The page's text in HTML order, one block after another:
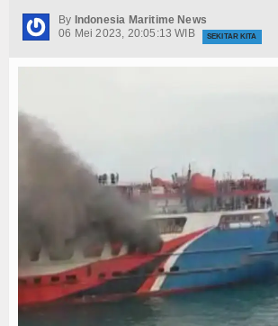
Editorial
Edukasi
Hankam
Kelautan dan Perikanan
Kesehatan
Pemotongan Baja Pertama
Terapkan Mekanisme Berlapis
Gratis hingga Kawal Jenazah
3T di Jawa Timur
KRI Golok-688
KRI Kerambit-627
Pemotongan Baja Pertama
Terapkan Mekanisme Berlapis
dan Sukses
RI, Panglima TNI dan Kepala Staf Angkatan
By Indonesia Maritime News
06 Mei 2023, 20:05:13 WIB
SEKITAR KITA